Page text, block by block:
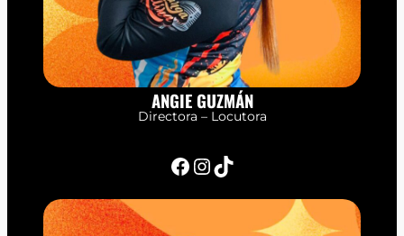
ANGIE GUZMÁN
Directora – Locutora
Facebook InstagramTikTok